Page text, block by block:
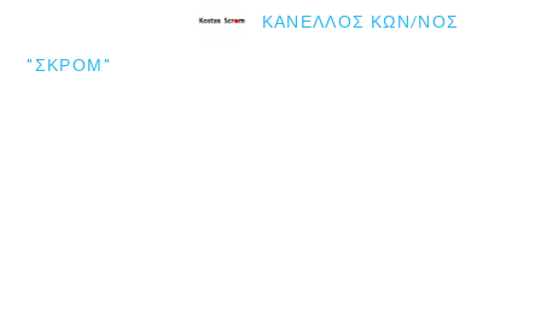
ΚΑΝΈΛΛΟΣ ΚΩΝ/ΝΟΣ
"ΣΚΡΟΜ"